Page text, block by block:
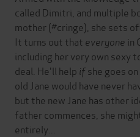
called Dimitri, and multiple
mother (#cringe), she sets
It turns out that everyone in
including her very own sexy
deal. He'll help ifshe goes
old Jane would have never
but the new Jane has other
father commences, she
entirely...